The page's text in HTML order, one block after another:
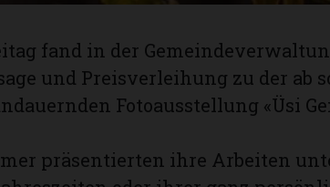
fand in der
und Preisverleihung zu der ab
Fotoausstellung «Üsi
präsentierten ihre Arbeiten